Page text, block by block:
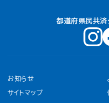
都道府県民共済
お知らせ
サイトマップ